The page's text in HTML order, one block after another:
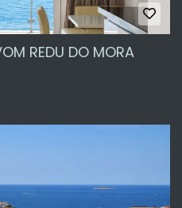
REDU DO MORA